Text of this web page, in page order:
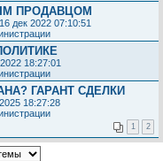
ПРОДАВЦОМ
дек 2022 07:10:51
18:27:01
ГАРАНТ СДЕЛКИ
18:27:28
1 2